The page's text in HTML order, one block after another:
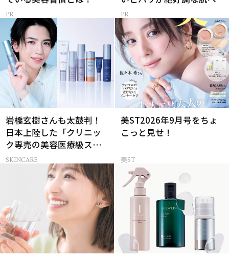
岩橋玄樹さんも太鼓判！
日本上陸した「クリニッ
ク専売の美容医療級スキ
ンケア」
SKINCARE
美ST2026年9月号をちょ
こっと見せ！
美ST